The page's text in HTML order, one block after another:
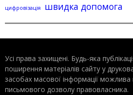
цифровізація швидка допомога
Усі права захищені. Будь-яка
поширення матеріалів сайту у
засобах масової інформації можлива
письмового дозволу правовласника.